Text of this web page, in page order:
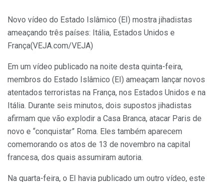
Novo vídeo do Estado Islâmico (EI) mostra jihadistas
ameaçando três países: Itália, Estados Unidos e
França(VEJA.com/VEJA)
Em um vídeo publicado na noite desta quinta-feira,
membros do Estado Islâmico (EI) ameaçam lançar novos
atentados terroristas na França, nos Estados Unidos e na
Itália. Durante seis minutos, dois supostos jihadistas
afirmam que vão explodir a Casa Branca, atacar Paris de
novo e “conquistar” Roma. Eles também aparecem
comemorando os atos de 13 de novembro na capital
francesa, dos quais assumiram autoria.
Na quarta-feira, o EI havia publicado um outro vídeo, este